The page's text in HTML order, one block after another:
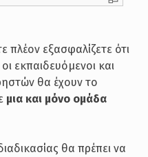
πλέον εξασφαλίζετε ότι
εκπαιδευόμενοι και
θα έχουν το
μια και μόνο ομάδα
θα πρέπει να